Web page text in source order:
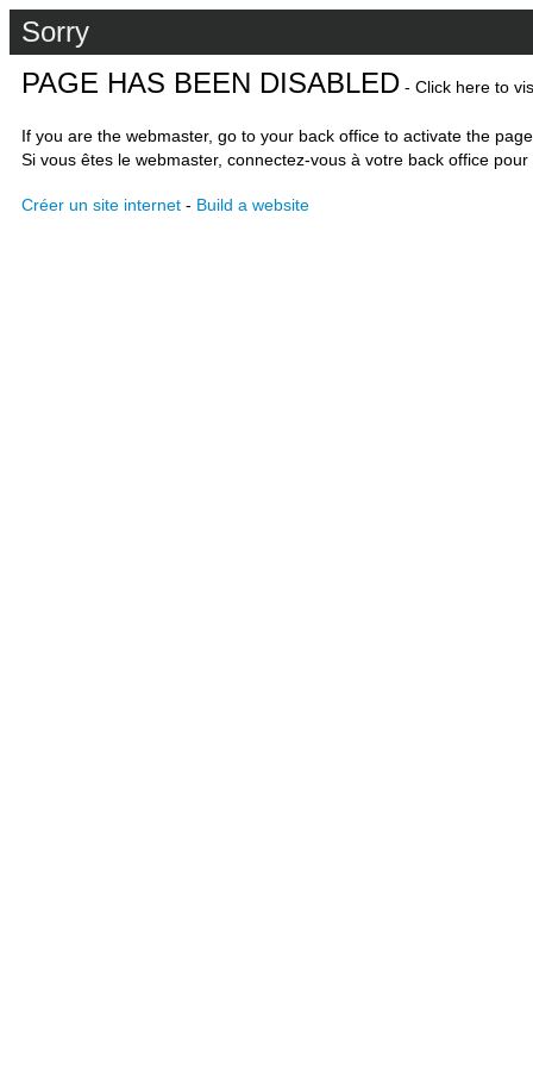
Sorry
PAGE HAS BEEN DISABLED - Click here to
If you are the webmaster, go to your back office to activate the
Si vous êtes le webmaster, connectez-vous à votre back office
Créer un site internet - Build a website